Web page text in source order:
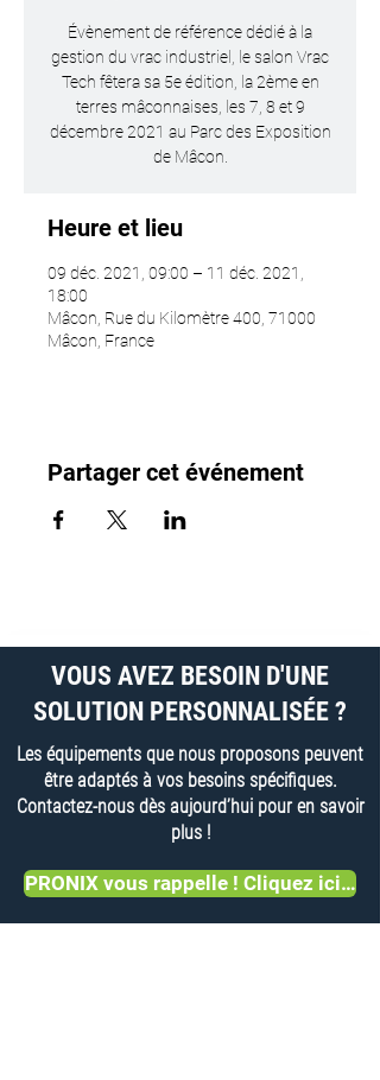
Évènement de référence dédié à la
gestion du vrac industriel, le salon Vrac
Tech fêtera sa 5e édition, la 2ème en
terres mâconnaises, les 7, 8 et 9
décembre 2021 au Parc des Exposition
de Mâcon.
Heure et lieu
09 déc. 2021, 09:00 – 11 déc. 2021,
18:00
Mâcon, Rue du Kilomètre 400, 71000
Mâcon, France
Partager cet événement
VOUS AVEZ BESOIN D'UNE
SOLUTION PERSONNALISÉE ?
Les équipements que nous proposons peuvent
être adaptés à vos besoins spécifiques.
Contactez-nous dès aujourd’hui pour en savoir
plus !
PRONIX vous rappelle ! Cliquez ici…